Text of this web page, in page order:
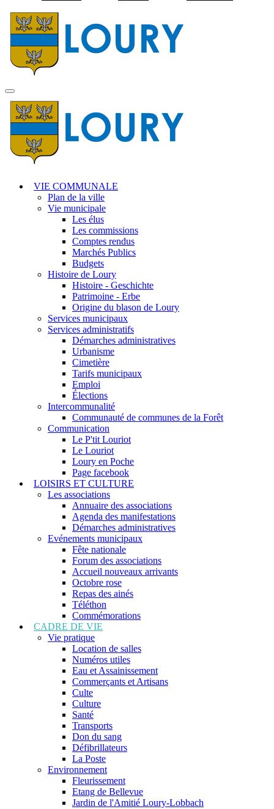
MENU
PRINCIPAL
VIE COMMUNALE
Plan de la ville
Vie municipale
Les élus
Les commissions
Comptes rendus
Marchés Publics
Budgets
Histoire de Loury
Histoire - Geschichte
Patrimoine - Erbe
Origine du blason de Loury
Services municipaux
Services administratifs
Démarches administratives
Urbanisme
Cimetière
Tarifs municipaux
Emploi
Élections
Intercommunalité
Communauté de communes de la Forêt
Communication
Le P'tit Louriot
Le Louriot
Loury en Poche
Page facebook
LOISIRS ET CULTURE
Les associations
Annuaire des associations
Agenda des manifestations
Démarches administratives
Evénements municipaux
Fête nationale
Forum des associations
Accueil nouveaux arrivants
Octobre rose
Repas des ainés
Téléthon
Commémorations
CADRE DE VIE
Vie pratique
Location de salles
Numéros utiles
Eau et Assainissement
Commerçants et Artisans
Culte
Culture
Santé
Transports
Don du sang
Défibrillateurs
La Poste
Environnement
Fleurissement
Etang de Bellevue
Jardin de l'Amitié Loury-Lobbach